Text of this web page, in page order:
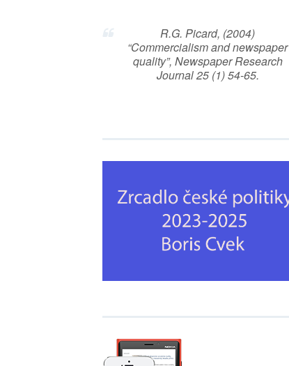
R.G. Picard, (2004)
“Commercialism and newspaper
quality”, Newspaper Research
Journal 25 (1) 54-65.